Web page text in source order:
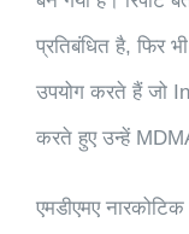
प्रतिबंधित है, फिर
उपयोग करते हैं जो
करते हुए उन्हें
एमडीएमए